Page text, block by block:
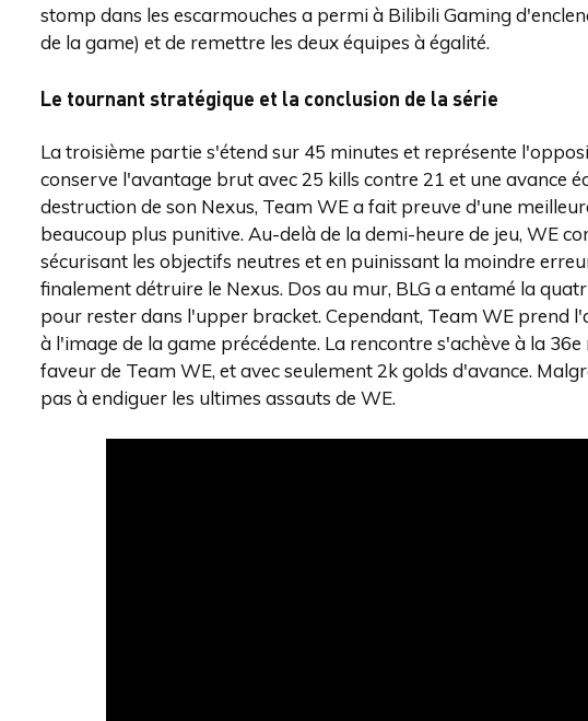
stomp dans les escarmouches a permi à Bilibili Gaming
de la game) et de remettre les deux équipes à égalité.
Le tournant stratégique et la conclusion de la série
La troisième partie s'étend sur 45 minutes et représente
conserve l'avantage brut avec 25 kills contre 21 et une avance
destruction de son Nexus, Team WE a fait preuve d'une
beaucoup plus punitive. Au-delà de la demi-heure de jeu, WE
sécurisant les objectifs neutres et en puinissant la moindre
finalement détruire le Nexus. Dos au mur, BLG a entamé la
pour rester dans l'upper bracket. Cependant, Team WE prend
à l'image de la game précédente. La rencontre s'achève à la
faveur de Team WE, et avec seulement 2k golds d'avance.
pas à endiguer les ultimes assauts de WE.